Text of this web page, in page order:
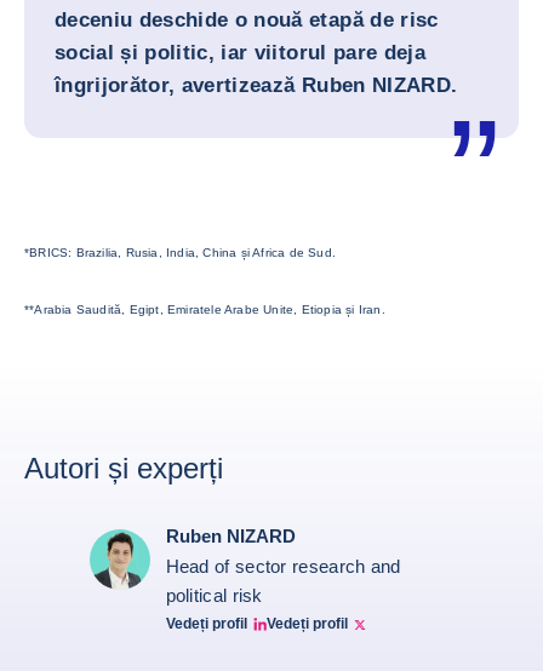
deceniu deschide o nouă etapă de risc
social și politic, iar viitorul pare deja
îngrijorător, avertizează Ruben NIZARD.
*BRICS: Brazilia, Rusia, India, China și Africa de Sud.
**Arabia Saudită, Egipt, Emiratele Arabe Unite, Etiopia și Iran.
Autori și experți
Ruben NIZARD
Head of sector research and
political risk
Vedeți profil
Ruben Nizard linkedin
Vedeți profil
Ruben Nizard twitter